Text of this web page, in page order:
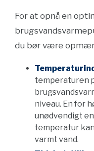
For at opnå en
du bør være
temperaturen
niveau. En for
unødvendigt
temperatur
varmt vand.